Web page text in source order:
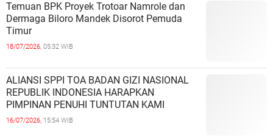
Temuan BPK Proyek Trotoar Namrole dan
Dermaga Biloro Mandek Disorot Pemuda
Timur
18/07/2026, 05:32 WIB
ALIANSI SPPI TOA BADAN GIZI NASIONAL
REPUBLIK INDONESIA HARAPKAN
PIMPINAN PENUHI TUNTUTAN KAMI
16/07/2026, 15:54 WIB